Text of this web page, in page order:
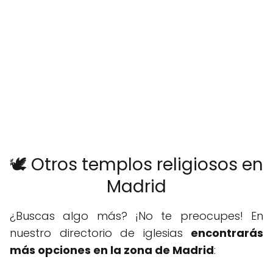
🕊️ Otros templos religiosos en
Madrid
¿Buscas algo más? ¡No te preocupes! En
nuestro directorio de iglesias encontrarás
más opciones en la zona de Madrid: